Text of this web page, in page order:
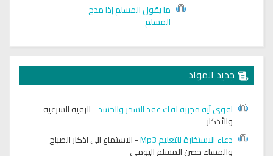
ما يقول المسلم إذا مدح
المسلم
جديد المواد
اقوى آيه مجربة لفك عقد السحر والحسد-الرقية الشرعية
والأذكار
دعاء الاستخارة للتعليم Mp3
-الاستماع الى اذكار الصباح
والمساء حصن المسلم اليومي